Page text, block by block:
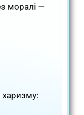
моралі —
харизму: